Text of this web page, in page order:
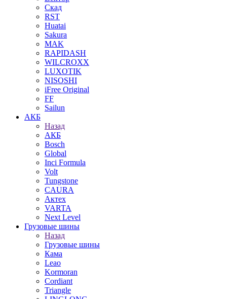
Скад
RST
Huatai
Sakura
MAK
RAPIDASH
WILCROXX
LUXOTIK
NISOSHI
iFree Original
FF
Sailun
АКБ
Назад
АКБ
Bosch
Global
Inci Formula
Volt
Tungstone
CAURA
Актех
VARTA
Next Level
Грузовые шины
Назад
Грузовые шины
Кама
Leao
Kormoran
Cordiant
Triangle